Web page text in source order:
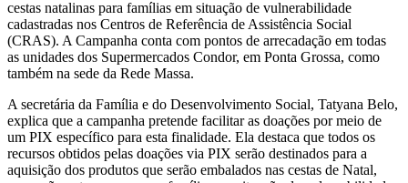
cestas natalinas para famílias em situação de vulnerabilidade
cadastradas nos Centros de Referência de Assistência Social
(CRAS). A Campanha conta com pontos de arrecadação em todas
as unidades dos Supermercados Condor, em Ponta Grossa, como
também na sede da Rede Massa.
A secretária da Família e do Desenvolvimento Social, Tatyana Belo,
explica que a campanha pretende facilitar as doações por meio de
um PIX específico para esta finalidade. Ela destaca que todos os
recursos obtidos pelas doações via PIX serão destinados para a
aquisição dos produtos que serão embalados nas cestas de Natal,